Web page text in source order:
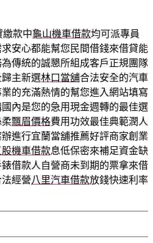
款中龜山機車借款均可派專員
安心都能幫您民間借錢來借貸能
傳統的誠懇所組成客戶正規團隊
主新選林口當舖合法安全的汽車
的充滿熱情的幫您進入網站填寫
內是您的急用現金週轉的最佳選
飄眉價格費用功效最佳典範潤人
進行宜蘭當舖推薦好評商家創業
機車借款息低保密來補足資金缺
借款人自營商未到期的票拿來借
經營八里汽車借款放錢快速利率